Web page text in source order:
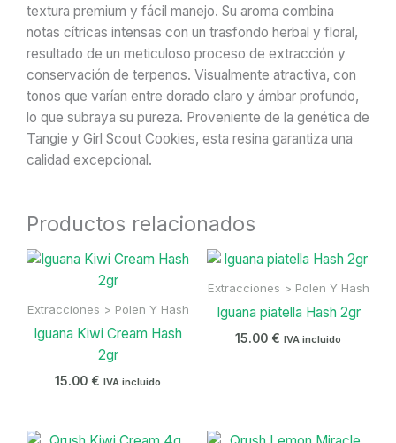
textura premium y fácil manejo. Su aroma combina
notas cítricas intensas con un trasfondo herbal y floral,
resultado de un meticuloso proceso de extracción y
conservación de terpenos. Visualmente atractiva, con
tonos que varían entre dorado claro y ámbar profundo,
lo que subraya su pureza. Proveniente de la genética de
Tangie y Girl Scout Cookies, esta resina garantiza una
calidad excepcional.
Productos relacionados
Extracciones > Polen Y Hash
Iguana Kiwi Cream Hash
2gr
15.00 € IVA incluido
Extracciones > Polen Y Hash
Iguana piatella Hash 2gr
15.00 € IVA incluido